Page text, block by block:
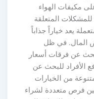
مكيفات الهواء
المتعلقة
يعد خياراً جذاباً
المال. في ظل
عن فرقات أسعار
الأفراد للبحث عن
من الخيارات
فرص متعددة لشراء